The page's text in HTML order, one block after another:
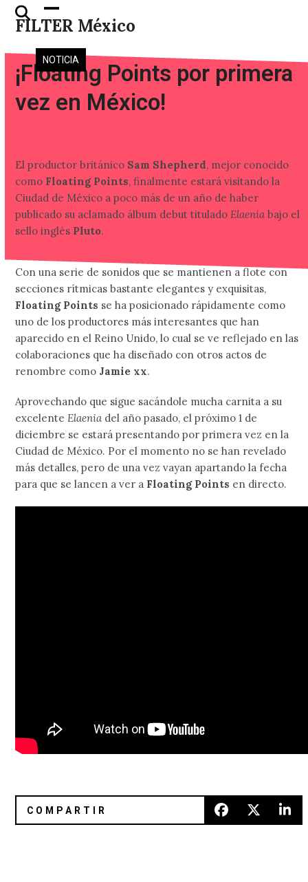
Skip
FILTER México
Open
mobile
menu
Close
mobile
menu
NOTICIA
¡Floating Points por primera
vez en México!
El productor británico Sam Shepherd, mejor conocido
como Floating Points, finalmente estará visitando la
Ciudad de México a poco más de un año de haber
publicado su aclamado álbum debut tituladoElaenia bajo el
sello inglés Pluto.
Con una serie de sonidos que se mantienen a flote con
secciones rítmicas bastante elegantes y exquisitas,
Floating Points se ha posicionado rápidamente como
uno de los productores más interesantes que han
aparecido en el Reino Unido, lo cual se ve reflejado en las
colaboraciones que ha diseñado con otros actos de
renombre como Jamie xx.
Aprovechando que sigue sacándole mucha carnita a su
excelenteElaenia del año pasado, el próximo 1 de
diciembre se estará presentando por primera vez en la
Ciudad de México. Por el momento no se han revelado
más detalles, pero de una vez vayan apartando la fecha
para que se lancen a ver a Floating Points en directo.